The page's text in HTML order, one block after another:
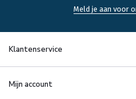
Meld je aan voor
Klantenservice
Mijn account